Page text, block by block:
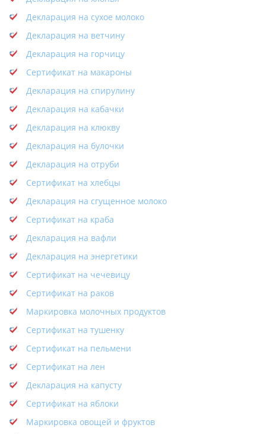
Декларация на сухое молоко
Декларация на ветчину
Декларация на горчицу
Сертификат на макароны
Декларация на спирулину
Декларация на кабачки
Декларация на клюкву
Декларация на булочки
Декларация на отруби
Сертификат на хлебцы
Декларация на сгущенное молоко
Сертификат на краба
Декларация на вафли
Декларация на энергетики
Сертификат на чечевицу
Сертификат на раков
Маркировка молочных продуктов
Сертификат на тушенку
Сертификат на пельмени
Сертификат на лен
Декларация на капусту
Сертификат на яблоки
Маркировка овощей и фруктов